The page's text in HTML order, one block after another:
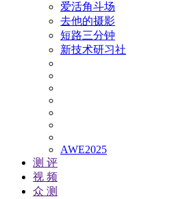
爱活角斗场
去他的摄影
短路三分钟
新技术研习社
AWE2025
测 评
视 频
众 测